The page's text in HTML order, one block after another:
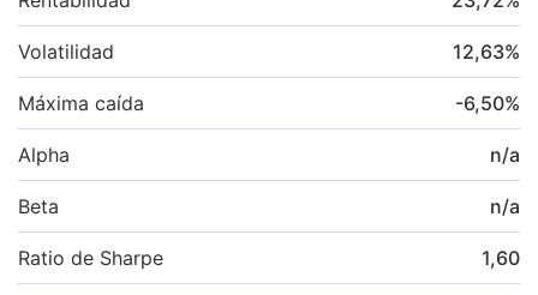
Volatilidad 12,63%
Máxima caída -6,50%
Alpha n/a
Beta n/a
Ratio de Sharpe 1,60